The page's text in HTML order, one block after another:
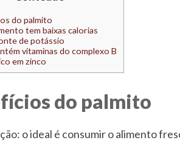
do palmito
tem baixas calorias
de potássio
vitaminas do complexo B
em zinco
do palmito
o ideal é consumir o alimento